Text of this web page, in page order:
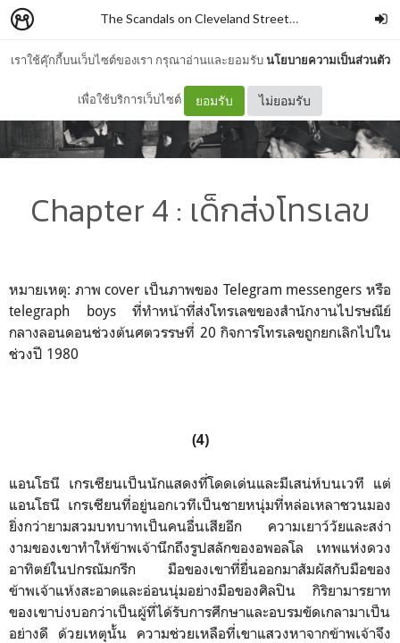
เราใช้คุ๊กกี้บนเว็บไซต์ของเรา กรุณาอ่านและยอมรับนโยบายความเป็นส่วนตัว
เพื่อใช้บริการเว็บไซต์ ยอมรับ ไม่ยอมรับ
The Scandals on Cleveland Street
–
Chapter 4 : เด็กส่งโทรเลข
หมายเหตุ: ภาพ cover เป็นภาพของ Telegram messengers หรือ
telegraph boys ที่ทำหน้าที่ส่งโทรเลขของสำนักงานไปรษณีย์
กลางลอนดอนช่วงต้นศตวรรษที่ 20 กิจการโทรเลขถูกยกเลิกไปใน
ช่วงปี 1980
(4)
แอนโธนี เกรเซียนเป็นนักแสดงที่โดดเด่นและมีเสน่ห์บนเวที แต่
แอนโธนี เกรเซียนที่อยู่นอกเวทีเป็นชายหนุ่มที่หล่อเหลาชวนมอง
ยิ่งกว่ายามสวมบทบาทเป็นคนอื่นเสียอีก ความเยาว์วัยและสง่า
งามของเขาทำให้ข้าพเจ้านึกถึงรูปสลักของอพอลโล เทพแห่งดวง
อาทิตย์ในปกรณัมกรีก มือของเขาที่ยื่นออกมาสัมผัสกับมือของ
ข้าพเจ้าแห้งสะอาดและอ่อนนุ่มอย่างมือของศิลปิน กิริยามารยาท
ของเขาบ่งบอกว่าเป็นผู้ที่ได้รับการศึกษาและอบรมขัดเกลามาเป็น
อย่างดี ด้วยเหตุนั้น ความช่วยเหลือที่เขาแสวงหาจากข้าพเจ้าจึง